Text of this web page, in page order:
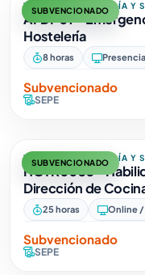
SUBVENCIONADO
TURISMO, HOSTELERÍA Y
AFDP01 -
Hostelería
8 horas
Subvencionado
SEPE
SUBVENCIONADO
TURISMO, HOSTELERÍA Y
HOTR0035 -
Dirección de
25 horas Online /
Subvencionado
SEPE